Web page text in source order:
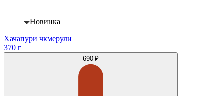
Новинка
Хачапури чкмерули
370 г
690 ₽